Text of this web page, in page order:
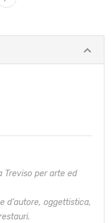
Treviso per arte ed
d’autore, oggettistica,